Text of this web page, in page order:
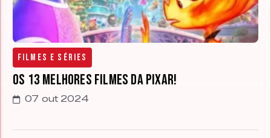
Filmes e Séries
Os 13 Melhores Filmes da Pixar!
07 out 2024